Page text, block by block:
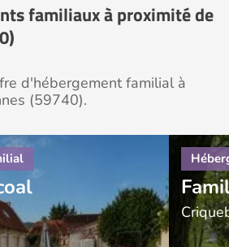
familiaux à proximité de
d'hébergement familial à
(59740).